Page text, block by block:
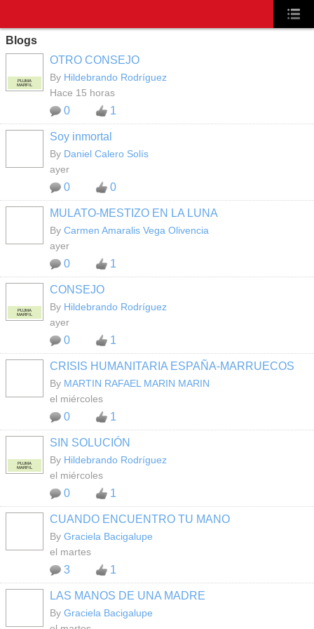
Blogs
PLUMA
MARFIL
OTRO CONSEJO
By Hildebrando Rodríguez
Hace 15 horas
0 1
Soy inmortal
By Daniel Calero Solís
ayer
0 0
MULATO-MESTIZO EN LA LUNA
By Carmen Amaralis Vega Olivencia
ayer
0 1
PLUMA
MARFIL
CONSEJO
By Hildebrando Rodríguez
ayer
0 1
CRISIS HUMANITARIA ESPAÑA-MARRUECOS
By MARTIN RAFAEL MARIN MARIN
el miércoles
0 1
PLUMA
MARFIL
SIN SOLUCIÓN
By Hildebrando Rodríguez
el miércoles
0 1
CUANDO ENCUENTRO TU MANO
By Graciela Bacigalupe
el martes
3 1
LAS MANOS DE UNA MADRE
By Graciela Bacigalupe